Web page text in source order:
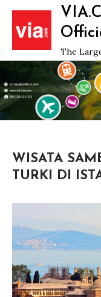
Skip
content
The
WISATA
TURKI DI